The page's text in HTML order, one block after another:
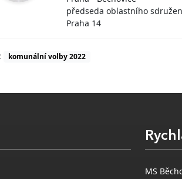
předseda oblastního
Praha 14
komunální volby 2022
MS